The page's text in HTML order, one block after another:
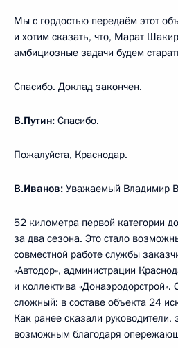
Мы с гордостью передаём этот
и хотим сказать, что, Марат
амбициозные задачи будем
Спасибо. Доклад закончен.
В.Путин: Спасибо.
Пожалуйста, Краснодар.
В.Иванов: Уважаемый Владимир
52 километра первой категории
за два сезона. Это стало
совместной работе службы
«Автодор», администрации
и коллектива «Донаэродорстрой».
сложный: в составе объекта 24
Как ранее сказали руководители,
возможным благодаря